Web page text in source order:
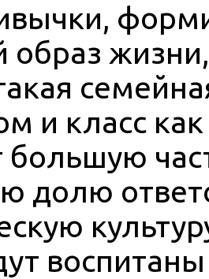
образ
и класс
большую
долю